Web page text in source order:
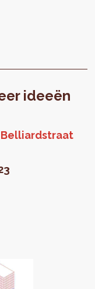
ideeën
Belliardstraat